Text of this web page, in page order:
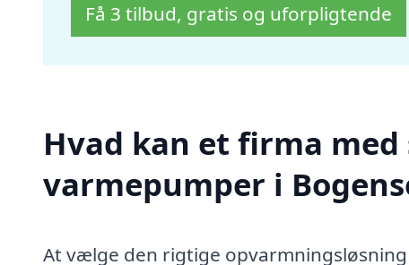
Få 3 tilbud, gratis og uforpligtende
Hvad kan et firma
varmepumper i
At vælge den rigtige